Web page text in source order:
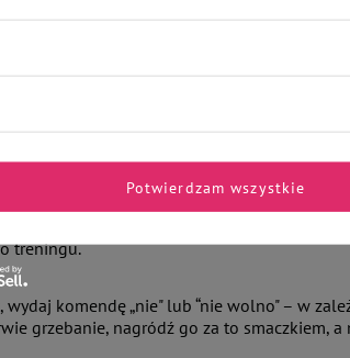
w pierwszej kolejności stwierdzić, co
psu więcej uwagi podczas wspólnego
psa kopania.
zabierz ze sobą ulubioną zabawkę
treningu.
komendę „nie" lub “nie wolno" – w
grzebanie, nagródź go za to smaczkiem,
Potwierdzam wszystkie